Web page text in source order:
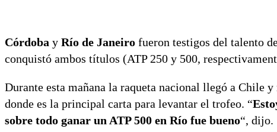
Córdoba y Río de Janeiro fueron testigos del talento
conquistó ambos títulos (ATP 250 y 500,
Durante esta mañana la raqueta nacional llegó a Chile
donde es la principal carta para levantar el trofeo. “
sobre todo ganar un ATP 500 en Río fue bueno“, dijo.